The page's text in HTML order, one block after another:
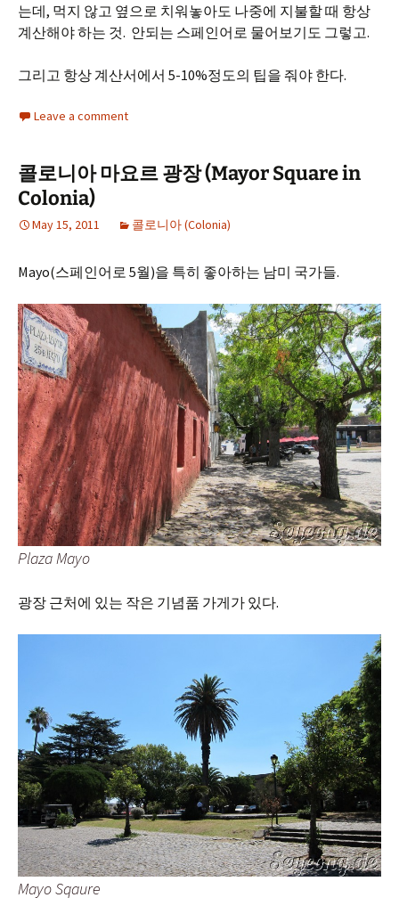
는데, 먹지 않고 옆으로 치워놓아도 나중에 지불할 때 항상
계산해야 하는 것. 안되는 스페인어로 물어보기도 그렇고.
그리고 항상 계산서에서 5-10%정도의 팁을 줘야 한다.
Leave a comment
콜로니아 마요르 광장 (Mayor Square in
Colonia)
May 15, 2011 콜로니아 (Colonia)
Mayo(스페인어로 5월)을 특히 좋아하는 남미 국가들.
Plaza Mayo
광장 근처에 있는 작은 기념품 가게가 있다.
Mayo Sqaure